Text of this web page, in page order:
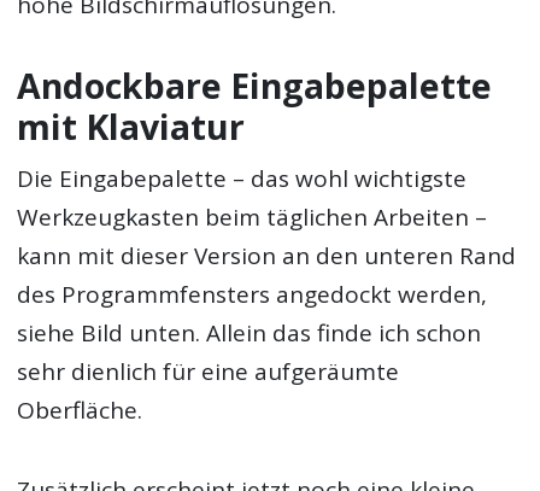
Andockbare Eingabepalette
mit Klaviatur
Die Eingabepalette – das wohl wichtigste
Werkzeugkasten beim täglichen Arbeiten –
kann mit dieser Version an den unteren Rand
des Programmfensters angedockt werden,
siehe Bild unten. Allein das finde ich schon
sehr dienlich für eine aufgeräumte
Oberfläche.